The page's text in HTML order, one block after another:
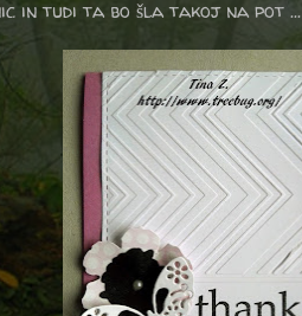
in tudi ta bo šla takoj na pot ...